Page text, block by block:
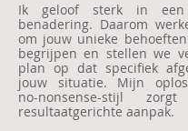
Ik geloof sterk in een
benadering. Daarom
om jouw unieke
begrijpen en stellen we
plan op dat specifiek
jouw situatie. Mijn
no-nonsense-stijl
resultaatgerichte aanpak.